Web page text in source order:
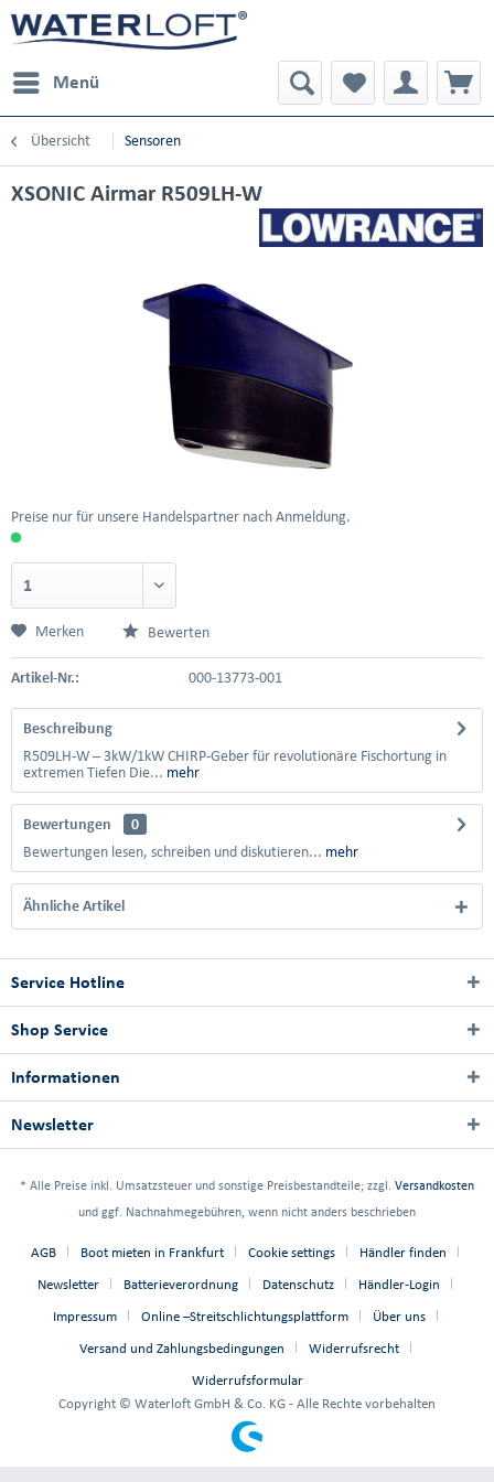
Menü
Übersicht Sensoren
XSONIC Airmar R509LH-W
Preise nur für unsere Handelspartner nach Anmeldung.
Merken Bewerten
Artikel-Nr.: 000-13773-001
Beschreibung
R509LH-W – 3kW/1kW CHIRP-Geber für revolutionäre Fischortung in
extremen Tiefen Die... mehr
Bewertungen
0
Bewertungen lesen, schreiben und diskutieren... mehr
Ähnliche Artikel
Service Hotline
Shop Service
Informationen
Newsletter
* Alle Preise inkl. Umsatzsteuer und sonstige Preisbestandteile; zzgl. Versandkosten
und ggf. Nachnahmegebühren, wenn nicht anders beschrieben
AGB Boot mieten in Frankfurt Cookie settings Händler finden
Newsletter Batterieverordnung Datenschutz Händler-Login
Impressum Online –Streitschlichtungsplattform Über uns
Versand und Zahlungsbedingungen Widerrufsrecht
Widerrufsformular
Copyright © Waterloft GmbH & Co. KG - Alle Rechte vorbehalten